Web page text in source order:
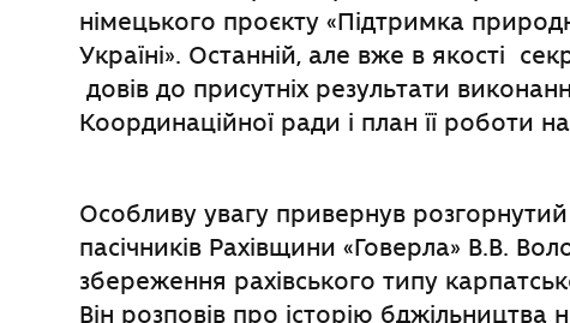
німецького проєкту «Підтримка
Україні». Останній, але вже в якості
довів до присутніх результати
Координаційної ради і план її роботи
Особливу увагу привернув
пасічників Рахівщини «Говерла» В.В.
збереження рахівського типу
Він розповів про історію бджільництва